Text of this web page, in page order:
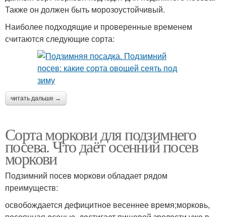
Также он должен быть морозоустойчивый.
Наиболее подходящие и проверенные временем
считаются следующие сорта:
читать дальше →
Сорта моркови для подзимнего
посева. Что даёт осенний посев
моркови
Подзимний посев моркови обладает рядом
преимуществ:
освобождается дефицитное весеннее время;морковь,